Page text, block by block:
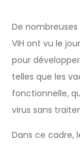
De
VIH ont vu le
pour
telles que les
fonctionnelle,
virus sans
Dans ce cadre,